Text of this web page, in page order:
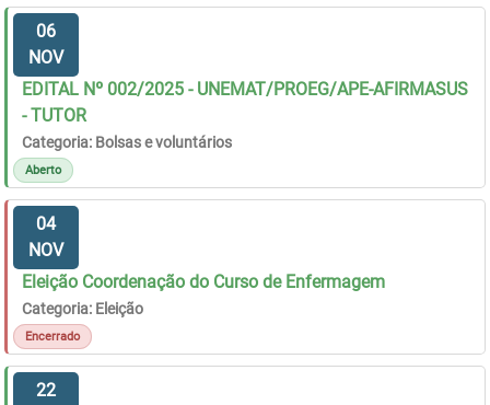
06
NOV
EDITAL Nº 002/2025 - UNEMAT/PROEG/APE-AFIRMASUS
- TUTOR
Categoria: Bolsas e voluntários
Aberto
04
NOV
Eleição Coordenação do Curso de Enfermagem
Categoria: Eleição
Encerrado
22